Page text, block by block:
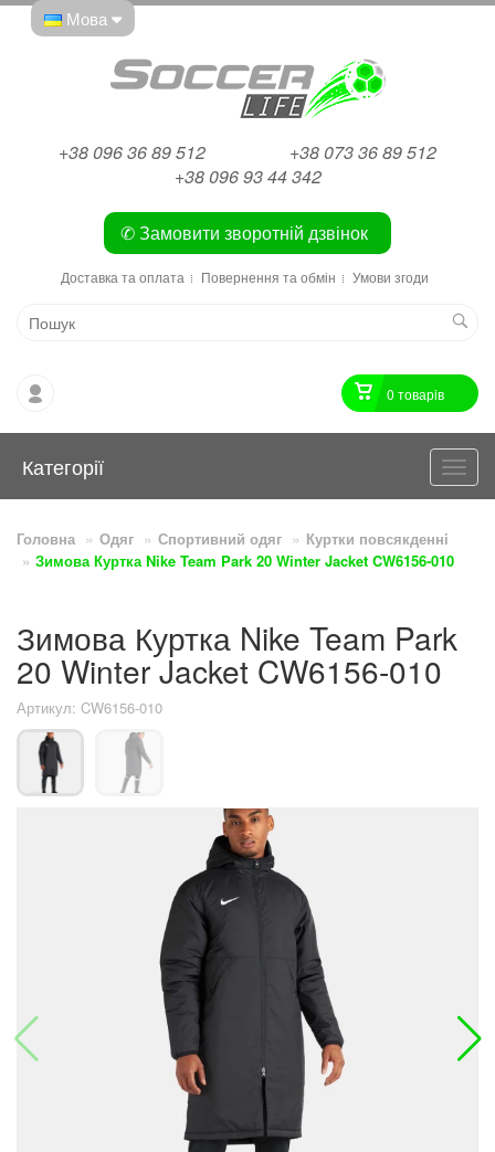
Мова
+38 096 36 89 512
+38 073 36 89 512
+38 096 93 44 342
✆ Замовити зворотній дзвінок
Доставка та оплата Повернення та обмін Умови згоди
0 товарiв
Категорії
Головна Одяг Спортивний одяг
Куртки повсякденнi
Зимова Куртка Nike Team Park 20 Winter Jacket CW6156-010
Зимова Куртка Nike Team Park
20 Winter Jacket CW6156-010
Артикул: CW6156-010